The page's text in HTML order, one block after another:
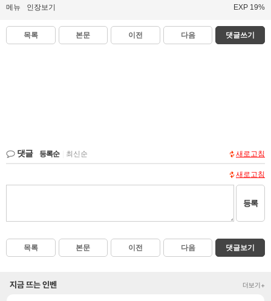
메뉴 인장보기 EXP 19%
목록 본문 이전 다음 댓글쓰기
댓글 등록순 최신순 새로고침
새로고침
등록
목록 본문 이전 다음 댓글보기
지금 뜨는 인벤 더보기+